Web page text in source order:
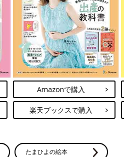
Amazonで購入
楽天ブックスで購入
たまひよの絵本